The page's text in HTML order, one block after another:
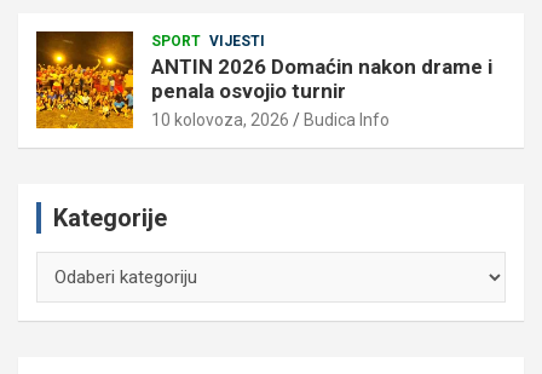
SPORT VIJESTI
ANTIN 2026 Domaćin nakon drame i
penala osvojio turnir
10 kolovoza, 2026 Budica Info
Kategorije